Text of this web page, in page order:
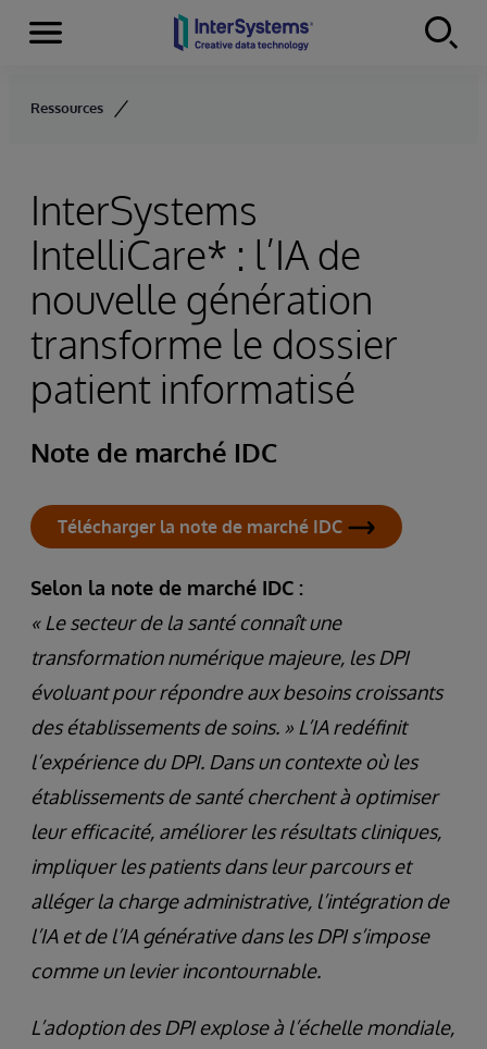
Skip to content
Menu
Ressources
InterSystems
IntelliCare* : l’IA de
nouvelle génération
transforme le dossier
patient informatisé
Note de marché IDC
Télécharger la note de marché IDC
Selon la note de marché IDC :
« Le secteur de la santé connaît une
transformation numérique majeure, les DPI
évoluant pour répondre aux besoins croissants
des établissements de soins. » L’IA redéfinit
l’expérience du DPI. Dans un contexte où les
établissements de santé cherchent à optimiser
leur efficacité, améliorer les résultats cliniques,
impliquer les patients dans leur parcours et
alléger la charge administrative, l’intégration de
l’IA et de l’IA générative dans les DPI s’impose
comme un levier incontournable.
L’adoption des DPI explose à l’échelle mondiale,